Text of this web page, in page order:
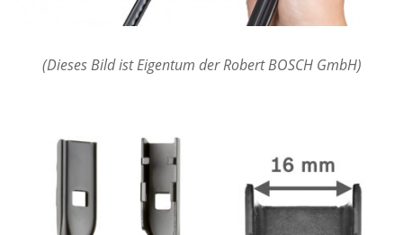
(Dieses Bild ist Eigentum der Robert BOSCH GmbH)